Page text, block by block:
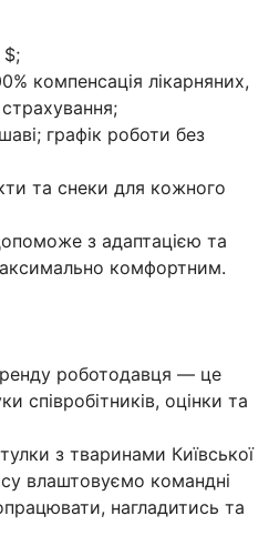
$;
компенсація лікарняних,
графік роботи без
та снеки для кожного
з адаптацією та
комфортним.
роботодавця — це
співробітників, оцінки та
з тваринами Київської
влаштовуємо командні
нагладитись та